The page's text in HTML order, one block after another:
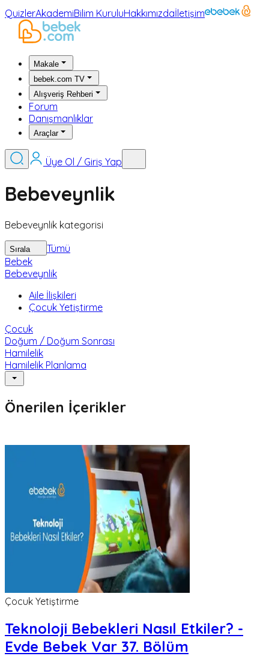
QuizlerAkademiBilim KuruluHakkımızdaİletişim
Makale
bebek.com TV
Alışveriş Rehberi
Forum
Danışmanlıklar
Araçlar
Üye Ol / Giriş Yap
Bebeveynlik
Bebeveynlik kategorisi
Sırala
Tümü
Bebek
Bebeveynlik
Aile İlişkileri
Çocuk Yetiştirme
Çocuk
Doğum / Doğum Sonrası
Hamilelik
Hamilelik Planlama
Önerilen İçerikler
Çocuk Yetiştirme
Teknoloji Bebekleri Nasıl Etkiler? -
Evde Bebek Var 37. Bölüm